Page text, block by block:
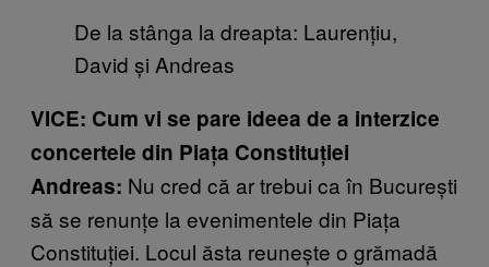
De la stânga la dreapta: Laurențiu,
David și Andreas
VICE: Cum vi se pare ideea de a interzice
concertele din Piaţa Constituţiei
Andreas: Nu cred că ar trebui ca în Bucureşti
să se renunţe la evenimentele din Piaţa
Constituţiei. Locul ăsta reuneşte o grămadă